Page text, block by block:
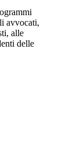
avvocati,
alle
delle